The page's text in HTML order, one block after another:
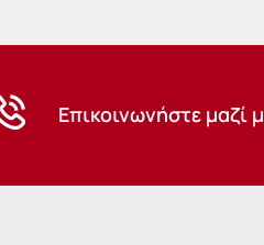
Επικοινωνήστε μαζί